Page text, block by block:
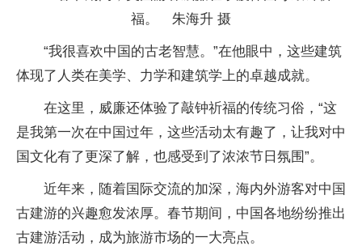
福。 朱海升 摄
“我很喜欢中国的古老智慧。”在他眼中，这些建筑
体现了人类在美学、力学和建筑学上的卓越成就。
在这里，威廉还体验了敲钟祈福的传统习俗，“这
是我第一次在中国过年，这些活动太有趣了，让我对中
国文化有了更深了解，也感受到了浓浓节日氛围”。
近年来，随着国际交流的加深，海内外游客对中国
古建游的兴趣愈发浓厚。春节期间，中国各地纷纷推出
古建游活动，成为旅游市场的一大亮点。